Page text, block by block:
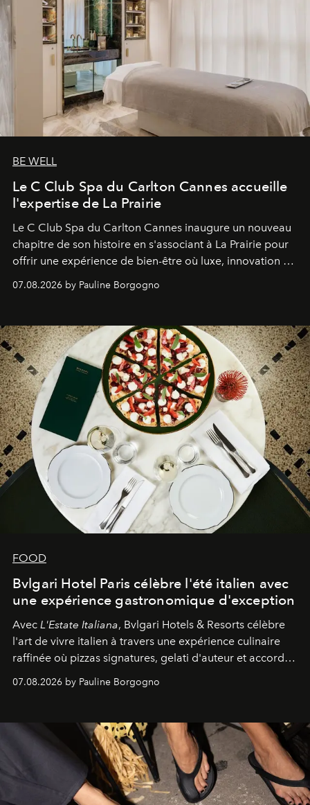
BE WELL
Le C Club Spa du Carlton Cannes accueille
l'expertise de La Prairie
Le C Club Spa du Carlton Cannes inaugure un nouveau
chapitre de son histoire en s'associant à La Prairie pour
offrir une expérience de bien-être où luxe, innovation et
07.08.2026 by Pauline Borgogno
FOOD
Bvlgari Hotel Paris célèbre l'été italien avec
une expérience gastronomique d'exception
Avec L'Estate Italiana, Bvlgari Hotels & Resorts célèbre
l'art de vivre italien à travers une expérience culinaire
raffinée où pizzas signatures, gelati d'auteur et accords
07.08.2026 by Pauline Borgogno